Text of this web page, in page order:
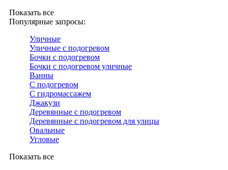
Показать все
Популярные запросы:
Уличные
Уличные с подогревом
Бочки с подогревом
Бочки с подогревом уличные
Ванны
С подогревом
С гидромассажем
Джакузи
Деревянные с подогревом
Деревянные с подогревом для улицы
Овальные
Угловые
Показать все